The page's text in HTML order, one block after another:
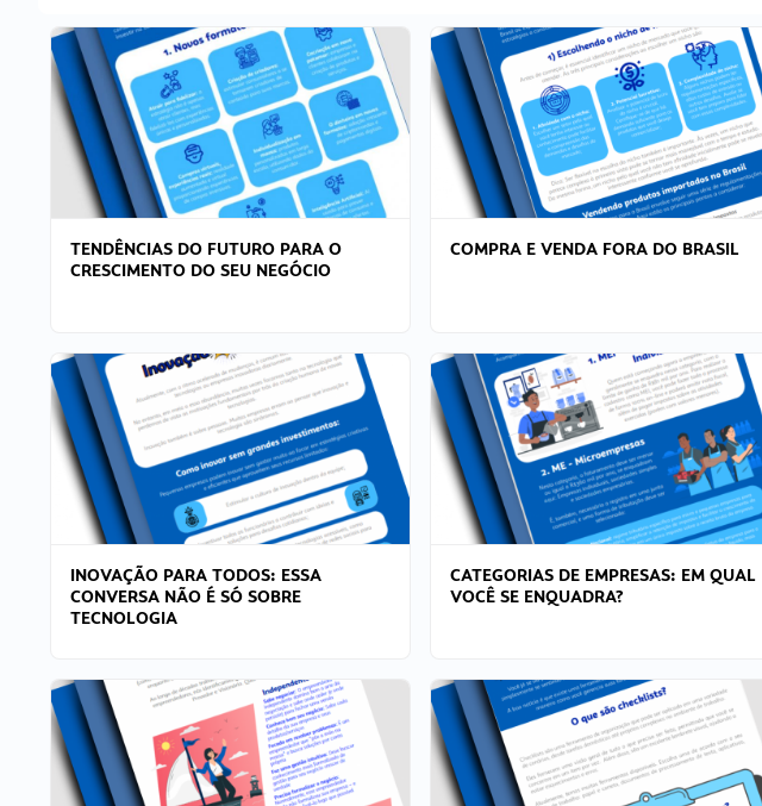
TENDÊNCIAS DO FUTURO PARA O
CRESCIMENTO DO SEU NEGÓCIO
COMPRA E VENDA FORA DO BRASIL
INOVAÇÃO PARA TODOS: ESSA
CONVERSA NÃO É SÓ SOBRE
TECNOLOGIA
CATEGORIAS DE EMPRESAS: EM QUAL
VOCÊ SE ENQUADRA?